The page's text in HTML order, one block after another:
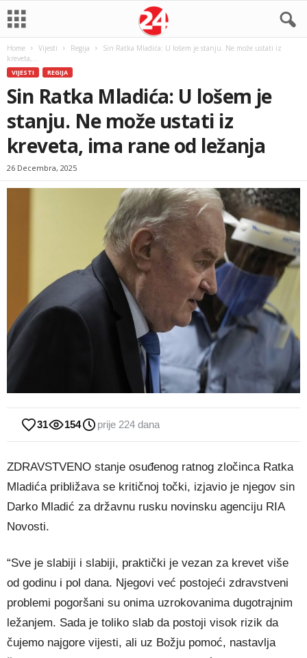
Home Vijesti Regija
Sin Ratka Mladića: U lošem je stanju. Ne može ustati iz
kreveta,...
VIJESTI REGIJA
Sin Ratka Mladića: U lošem je
stanju. Ne može ustati iz
kreveta, ima rane od ležanja
26 Decembra, 2025
31 154 prije 224 dana
ZDRAVSTVENO stanje osuđenog ratnog zločinca Ratka
Mladića približava se kritičnoj točki, izjavio je njegov sin
Darko Mladić za državnu rusku novinsku agenciju RIA
Novosti.
“Sve je slabiji i slabiji, praktički je vezan za krevet više
od godinu i pol dana. Njegovi već postojeći zdravstveni
problemi pogoršani su onima uzrokovanima dugotrajnim
ležanjem. Sada je toliko slab da postoji visok rizik da
čujemo najgore vijesti, ali uz Božju pomoć, nastavlja